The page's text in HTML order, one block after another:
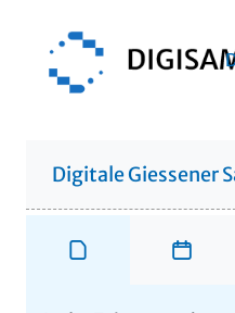
Digitale Giessener